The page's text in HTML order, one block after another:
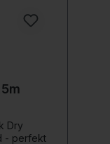
Dry
- perfekt